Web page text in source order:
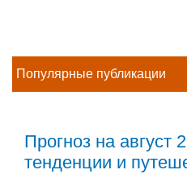
Популярные публикации
Прогноз на август
тенденции и